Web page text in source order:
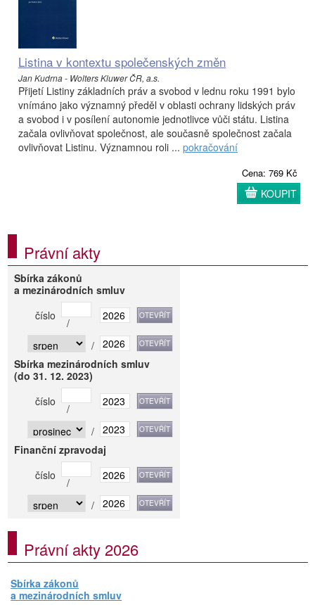
Listina v kontextu společenských změn
Jan Kudrna - Wolters Kluwer ČR, a.s.
Přijetí Listiny základních práv a svobod v lednu roku 1991 bylo
vnímáno jako významný předěl v oblasti ochrany lidských práv
a svobod i v posílení autonomie jednotlivce vůči státu. Listina
začala ovlivňovat společnost, ale současně společnost začala
ovlivňovat Listinu. Významnou roli ... pokračování
Cena: 769 Kč
KOUPIT
Právní akty
Sbírka zákonů
a mezinárodních smluv
číslo
/
/
Sbírka mezinárodních smluv
(do 31. 12. 2023)
číslo
/
/
Finanční zpravodaj
číslo
/
/
Právní akty 2026
Sbírka zákonů
a mezinárodních smluv